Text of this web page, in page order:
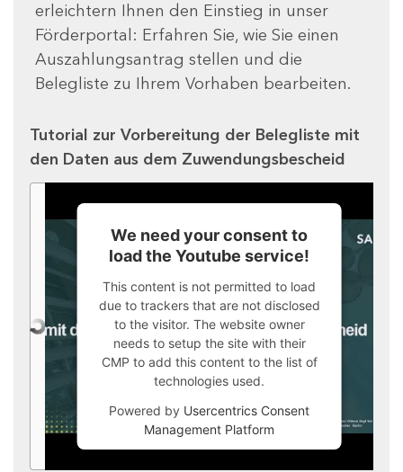
erleichtern Ihnen den Einstieg in unser
Förderportal: Erfahren Sie, wie Sie einen
Auszahlungsantrag stellen und die
Belegliste zu Ihrem Vorhaben bearbeiten.
Tutorial zur Vorbereitung der Belegliste mit
den Daten aus dem Zuwendungsbescheid
We need your consent to
load the Youtube service!
This content is not permitted to load
due to trackers that are not disclosed
to the visitor. The website owner
needs to setup the site with their
CMP to add this content to the list of
technologies used.
Powered by Usercentrics Consent
Management Platform